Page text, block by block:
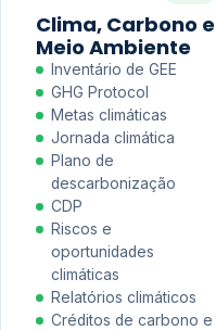
Clima, Carbono e
Meio Ambiente
Inventário de GEE
GHG Protocol
Metas climáticas
Jornada climática
Plano de
descarbonização
CDP
Riscos e
oportunidades
climáticas
Relatórios climáticos
Créditos de carbono e